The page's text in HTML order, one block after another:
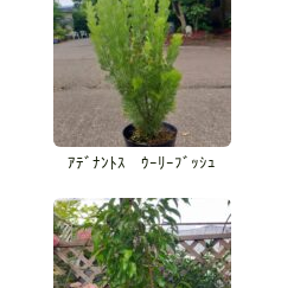
ｱﾃﾞﾅﾝﾄｽ ｳｰﾘｰﾌﾞｯｼｭ